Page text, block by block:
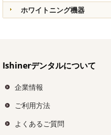
ホワイトニング機器
Ishinerデンタルについて
企業情報
ご利用方法
よくあるご質問